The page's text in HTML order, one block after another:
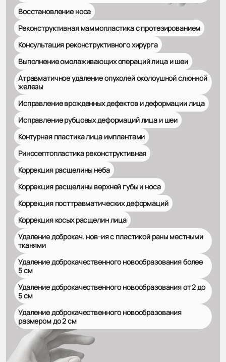
Восстановление носа
Реконструктивная маммопластика с протезированием
Консультация реконструктивного хирурга
Выполнение омолаживающих операций лица и шеи
Атравматичное удаление опухолей околоушной слюнной
железы
Исправление врожденных дефектов и деформации лица
Исправление рубцовых деформаций лица и шеи
Контурная пластика лица имплантами
Риносептопластика реконструктивная
Коррекция расщелины неба
Коррекция расщелины верхней губы и носа
Коррекция посттравматических деформаций
Коррекция косых расщелин лица
Удаление доброкач. нов-ия с пластикой раны местными
тканями
Удаление доброкачественного новообразования более
5 см
Удаление доброкачественного новообразования от 2 до
5 см
Удаление доброкачественного новообразования
размером до 2 см